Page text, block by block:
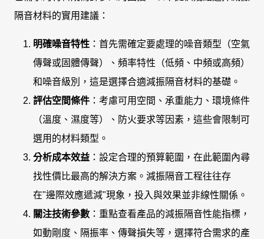
隔音材料的實用建議：
明確噪音特性 ：首先需確定要處理的噪音類型（空氣
傳聲或固體傳聲）、頻率特性（低頻、中頻或高頻）
和噪音級別，這是選擇合適減振隔音材料的基礎。
評估空間條件 ：考慮可用空間、承重能力、環境條件
（溫度、濕度等）、防火要求等因素，這些會限制可
選用的材料類型。
分析成本效益 ：設定合理的預算範圍，在此範圍內尋
找性價比最高的解決方案。減振隔音工程往往存
在"邊際效應遞減"現象，投入與效果並非線性關係。
關注技術參數 ：重點查看產品的減振隔音性能指標，
如動剛度、隔振率、傳聲損失等，選擇符合需求的產